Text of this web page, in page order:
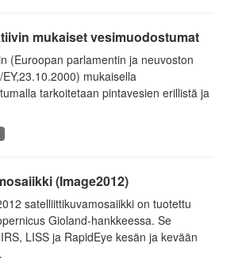
mukaiset vesimuodostumat
(Euroopan parlamentin ja neuvoston
mukaisella
tarkoitetaan pintavesien erillistä ja
(Image2012)
satelliittikuvamosaiikki on tuotettu
Gioland-hankkeessa. Se
LISS ja RapidEye kesän ja kevään